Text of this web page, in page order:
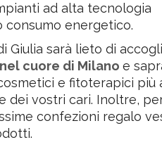
ad alta tecnologia
energetico.
Giulia sarà lieto di
cuore di Milano e
e fitoterapici più
dei vostri cari. Inoltre,
confezioni regalo